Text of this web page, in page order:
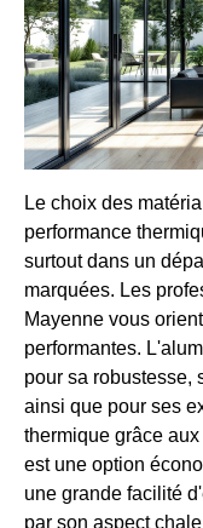
Le choix des
performance
surtout dans un
marquées. Les
Mayenne vous
performantes.
pour sa robustesse,
ainsi que pour ses
thermique grâce
est une option
une grande facilité
par son aspect